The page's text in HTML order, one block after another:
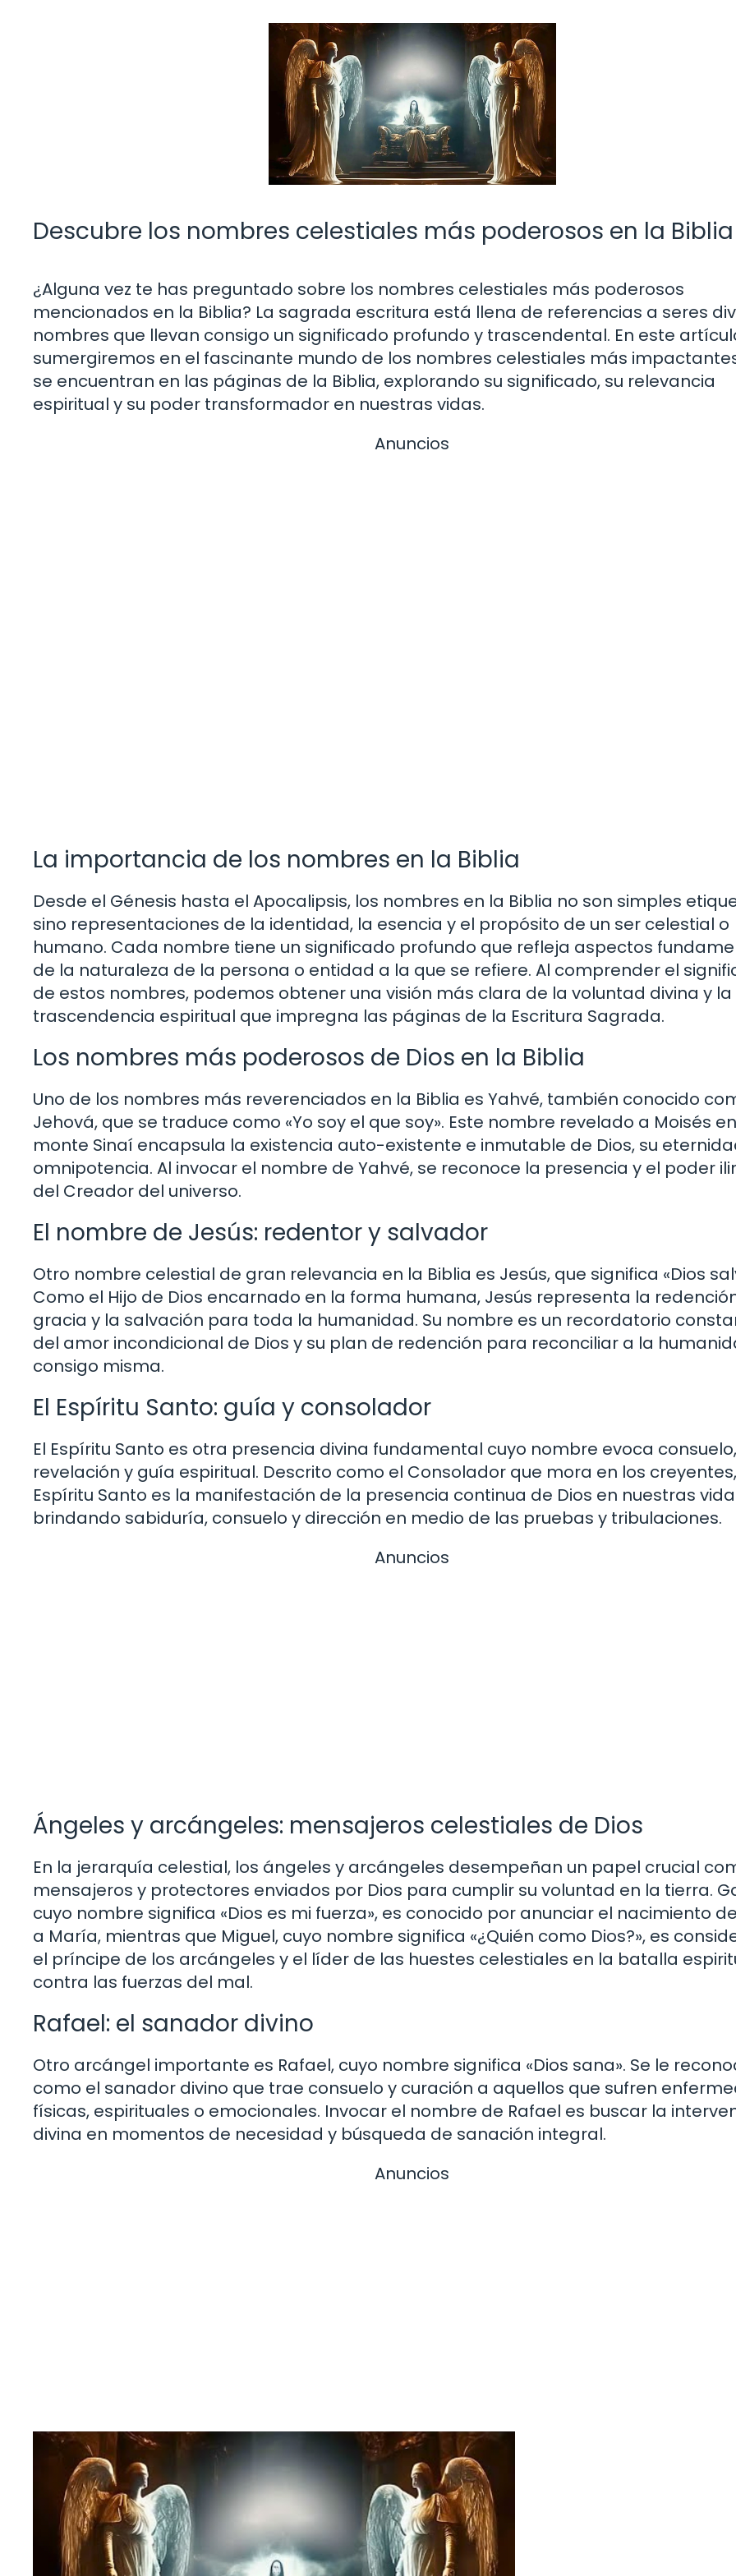
Descubre los nombres celestiales más poderosos en la Biblia
¿Alguna vez te has preguntado sobre los nombres celestiales más poderosos
mencionados en la Biblia? La sagrada escritura está llena de referencias a seres
nombres que llevan consigo un significado profundo y trascendental. En este
sumergiremos en el fascinante mundo de los nombres celestiales más
se encuentran en las páginas de la Biblia, explorando su significado, su relevancia
espiritual y su poder transformador en nuestras vidas.
Anuncios
La importancia de los nombres en la Biblia
Desde el Génesis hasta el Apocalipsis, los nombres en la Biblia no son simples
sino representaciones de la identidad, la esencia y el propósito de un ser celestial o
humano. Cada nombre tiene un significado profundo que refleja aspectos
de la naturaleza de la persona o entidad a la que se refiere. Al comprender el
de estos nombres, podemos obtener una visión más clara de la voluntad divina y la
trascendencia espiritual que impregna las páginas de la Escritura Sagrada.
Los nombres más poderosos de Dios en la Biblia
Uno de los nombres más reverenciados en la Biblia es Yahvé, también conocido
Jehová, que se traduce como «Yo soy el que soy». Este nombre revelado a Moisés
monte Sinaí encapsula la existencia auto-existente e inmutable de Dios, su
omnipotencia. Al invocar el nombre de Yahvé, se reconoce la presencia y el poder
del Creador del universo.
El nombre de Jesús: redentor y salvador
Otro nombre celestial de gran relevancia en la Biblia es Jesús, que significa «Dios
Como el Hijo de Dios encarnado en la forma humana, Jesús representa la
gracia y la salvación para toda la humanidad. Su nombre es un recordatorio
del amor incondicional de Dios y su plan de redención para reconciliar a la
consigo misma.
El Espíritu Santo: guía y consolador
El Espíritu Santo es otra presencia divina fundamental cuyo nombre evoca consuelo,
revelación y guía espiritual. Descrito como el Consolador que mora en los
Espíritu Santo es la manifestación de la presencia continua de Dios en nuestras
brindando sabiduría, consuelo y dirección en medio de las pruebas y tribulaciones.
Anuncios
Ángeles y arcángeles: mensajeros celestiales de Dios
En la jerarquía celestial, los ángeles y arcángeles desempeñan un papel crucial
mensajeros y protectores enviados por Dios para cumplir su voluntad en la tierra.
cuyo nombre significa «Dios es mi fuerza», es conocido por anunciar el nacimiento
a María, mientras que Miguel, cuyo nombre significa «¿Quién como Dios?», es
el príncipe de los arcángeles y el líder de las huestes celestiales en la batalla
contra las fuerzas del mal.
Rafael: el sanador divino
Otro arcángel importante es Rafael, cuyo nombre significa «Dios sana». Se le
como el sanador divino que trae consuelo y curación a aquellos que sufren
físicas, espirituales o emocionales. Invocar el nombre de Rafael es buscar la
divina en momentos de necesidad y búsqueda de sanación integral.
Anuncios